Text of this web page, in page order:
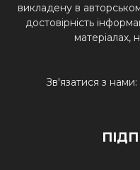
викладену в
достовірність
матеріалах,
Зв'язатися з нами: